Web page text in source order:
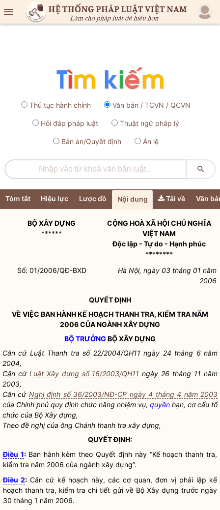

Thủ tục hành chính Văn bản / TCVN / QCVN
Hỏi đáp pháp luật Thuật ngữ pháp lý
Bản án/Quyết định Án lệ

Tóm tắt Hiệu lực Lược đồ Nội dung Tải về Văn
BỘ XÂY DỰNG
******
CỘNG HOÀ XÃ HỘI CHỦ NGHĨA
VIỆT NAM
Độc lập - Tự do - Hạnh phúc
********
Số: 01/2006/QĐ-BXD
Hà Nội, ngày 03 tháng 01 năm
2006
QUYẾT ĐỊNH
VỀ VIỆC BAN HÀNH KẾ HOẠCH THANH TRA, KIỂM TRA NĂM
2006 CỦA NGÀNH XÂY DỰNG
BỘ TRƯỞNG BỘ XÂY DỰNG
Căn cứ Luật Thanh tra số 22/2004/QH11 ngày 24 tháng 6 năm
2004,
Căn cứ Luật Xây dựng số 16/2003/QH11 ngày 26 tháng 11 năm
2003,
Căn cứ Nghị định số 36/2003/NĐ-CP ngày 4 tháng 4 năm 2003
của Chính phủ quy định chức năng nhiệm vụ, quyền hạn, cơ cấu tổ
chức của Bộ Xây dựng,
Theo đề nghị của ông Chánh thanh tra xây dựng,
QUYẾT ĐỊNH:
Điều 1: Ban hành kèm theo Quyết định này “Kế hoạch thanh tra,
kiểm tra năm 2006 của ngành xây dựng”.
Điều 2: Căn cứ kế hoạch này, các cơ quan, đơn vị phải lập kế
hoạch thanh tra, kiểm tra chi tiết gửi về Bộ Xây dựng trước ngày
30 tháng 1 năm 2006.